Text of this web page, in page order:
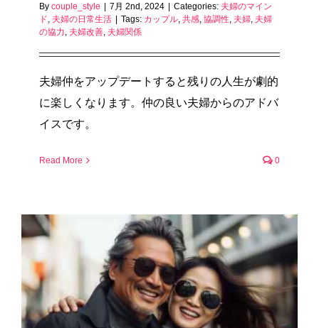
By couple_style | 7月 2nd, 2024 | Categories: 夫婦のマイン
ド 夫婦の日常生活 | Tags: カップル 共感 協調性 夫婦 夫婦
の協力 夫婦改善 夫婦関係
夫婦仲をアップデートすると残りの人生が劇的
に楽しくなります。仲の良い夫婦からのアドバ
イスです。
Read More 0